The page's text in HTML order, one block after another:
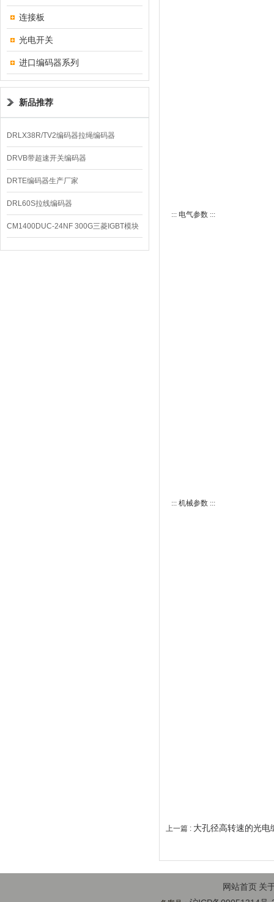
连接板
光电开关
进口编码器系列
新品推荐
DRLX38R/TV2编码器拉绳编码器
DRVB带超速开关编码器
DRTE编码器生产厂家
DRL60S拉线编码器
CM1400DUC-24NF 300G三菱IGBT模块
::: 电气参数 :::
::: 机械参数 :::
上一篇 : 大孔径高转速的光
网站首页 关